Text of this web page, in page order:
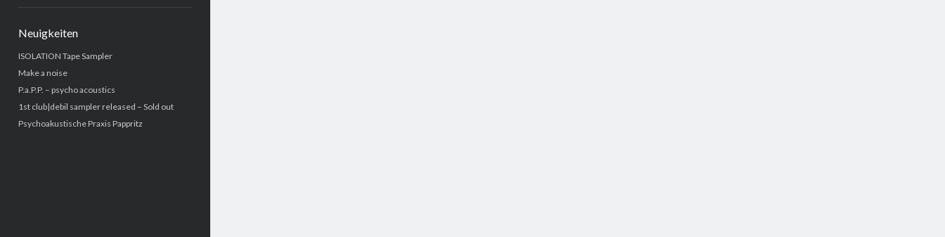
Neuigkeiten
ISOLATION Tape Sampler
Make a noise
P.a.P.P. – psycho acoustics
1st club|debil sampler released – Sold out
Psychoakustische Praxis Pappritz